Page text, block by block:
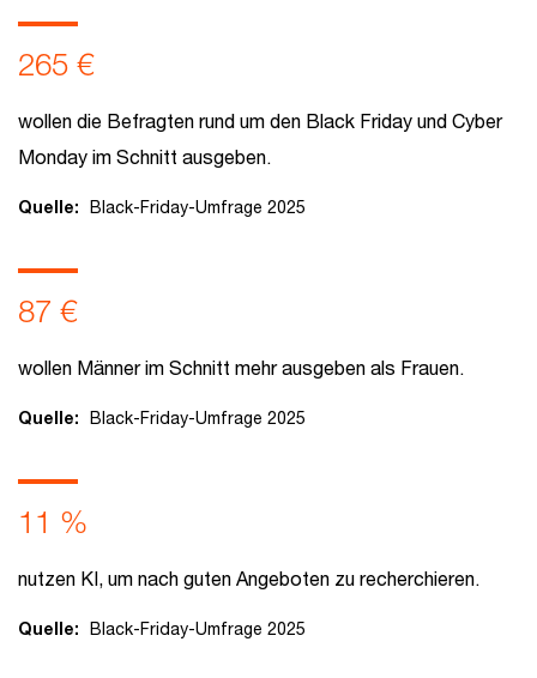
265 €
wollen die Befragten rund um den Black Friday und Cyber
Monday im Schnitt ausgeben.
Quelle: Black-Friday-Umfrage 2025
87 €
wollen Männer im Schnitt mehr ausgeben als Frauen.
Quelle: Black-Friday-Umfrage 2025
11 %
nutzen KI, um nach guten Angeboten zu recherchieren.
Quelle: Black-Friday-Umfrage 2025